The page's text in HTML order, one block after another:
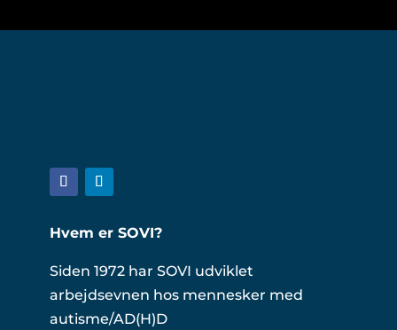
Hvem er SOVI?
Siden 1972 har SOVI udviklet
arbejdsevnen hos mennesker med
autisme/AD(H)D